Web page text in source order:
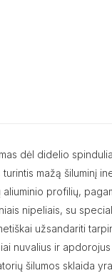
dėl didelio
mažą šiluminį
profilių,
nipeliais, su
užsandariti
nuvalius ir
šilumos sklaida